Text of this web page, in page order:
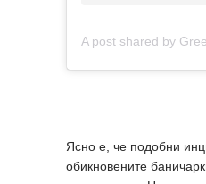
Ясно е, че подобни
обикновените